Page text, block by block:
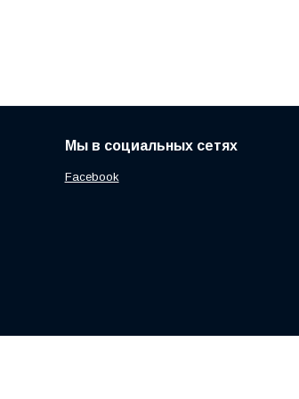
Мы в социальных сетях
Facebook